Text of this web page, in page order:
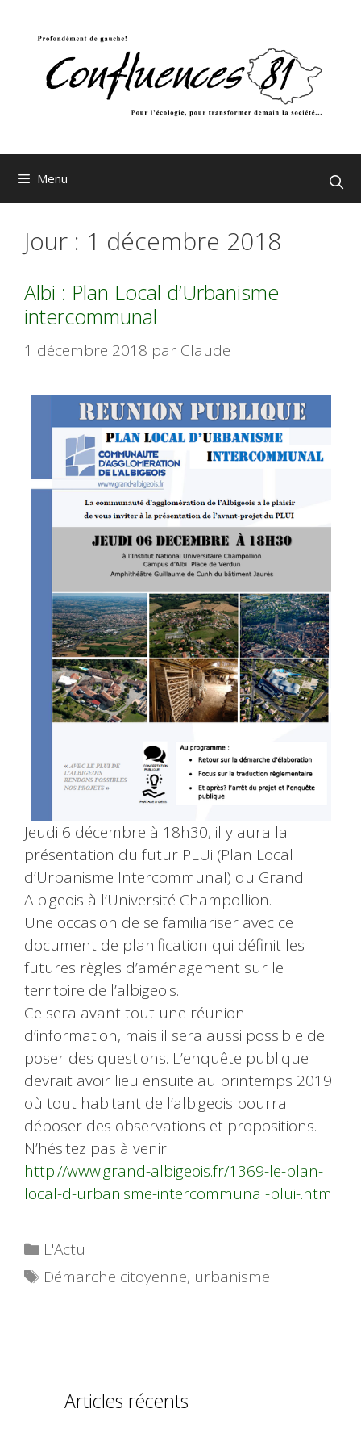
Menu
Jour : 1 décembre 2018
Albi : Plan Local d’Urbanisme
intercommunal
1 décembre 2018 par Claude
Jeudi 6 décembre à 18h30, il y aura la
présentation du futur PLUi (Plan Local
d’Urbanisme Intercommunal) du Grand
Albigeois à l’Université Champollion.
Une occasion de se familiariser avec ce
document de planification qui définit les
futures règles d’aménagement sur le
territoire de l’albigeois.
Ce sera avant tout une réunion
d’information, mais il sera aussi possible de
poser des questions. L’enquête publique
devrait avoir lieu ensuite au printemps 2019
où tout habitant de l’albigeois pourra
déposer des observations et propositions.
N’hésitez pas à venir !
http://www.grand-albigeois.fr/1369-le-plan-
local-d-urbanisme-intercommunal-plui-.htm
Catégories
L'Actu
Étiquettes
Démarche citoyenne, urbanisme
Articles récents